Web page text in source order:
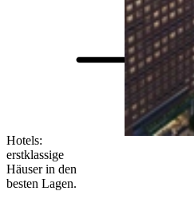
Hotels:
erstklassige
Häuser in den
besten Lagen.